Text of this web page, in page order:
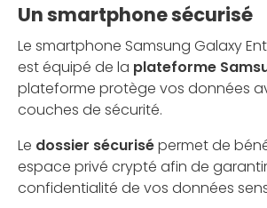
Un smartphone sécurisé
Le smartphone Samsung Galaxy
est équipé de la plateforme
plateforme protège vos données
couches de sécurité.
Le dossier sécurisépermet de
espace privé crypté afin de
confidentialité de vos données